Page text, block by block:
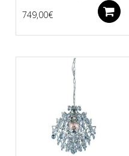
749,00€